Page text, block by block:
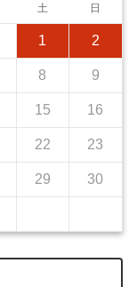
土 日
1 2
8 9
15 16
22 23
29 30